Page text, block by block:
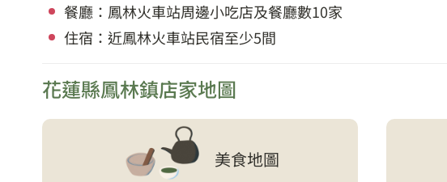
餐廳：鳳林火車站周邊小吃店及餐廳數10家
住宿：近鳳林火車站民宿至少5間
花蓮縣鳳林鎮店家地圖
美食地圖